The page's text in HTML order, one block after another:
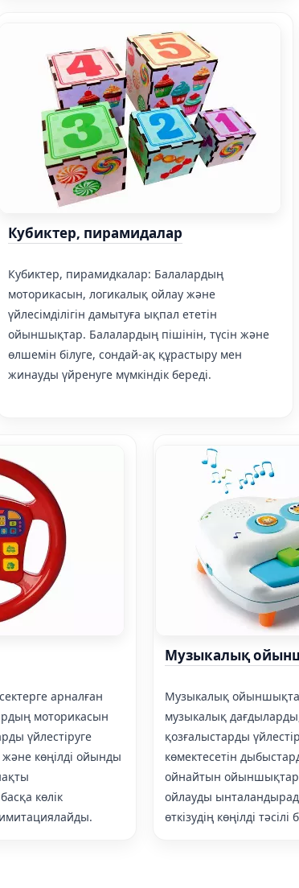
Кубиктер, пирамидалар
Кубиктер, пирамидкалар: Балалардың
моторикасын, логикалық ойлау және
үйлесімділігін дамытуға ықпал ететін
ойыншықтар. Балалардың пішінін, түсін және
өлшемін білуге, сондай-ақ құрастыру мен
жинауды үйренуге мүмкіндік береді.
арналған
моторикасын
үйлестіруге
және көңілді ойынды
көлік
Музыкалық
Музыкалық
музыкалық
қозғалыстарды
көмектесетін
ойнайтын
ойлауды
өткізудің көңілді